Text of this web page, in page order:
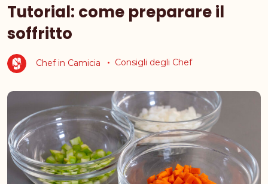
Tutorial: come preparare il
soffritto
Chef in Camicia Consigli degli Chef